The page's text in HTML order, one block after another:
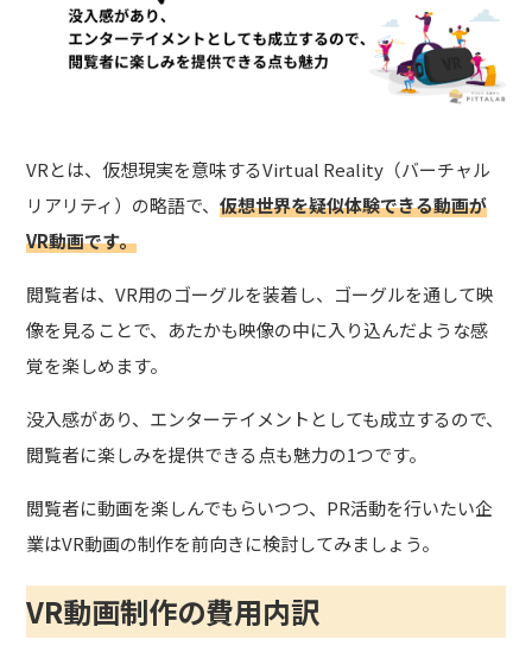
VRとは、仮想現実を意味するVirtual Reality（バーチャル
リアリティ）の略語で、仮想世界を疑似体験できる動画が
VR動画です。
閲覧者は、VR用のゴーグルを装着し、ゴーグルを通して映
像を見ることで、あたかも映像の中に入り込んだような感
覚を楽しめます。
没入感があり、エンターテイメントとしても成立するので、
閲覧者に楽しみを提供できる点も魅力の1つです。
閲覧者に動画を楽しんでもらいつつ、PR活動を行いたい企
業はVR動画の制作を前向きに検討してみましょう。
VR動画制作の費用内訳